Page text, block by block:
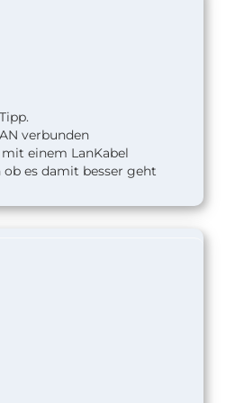
verbunden
einem LanKabel
es damit besser geht